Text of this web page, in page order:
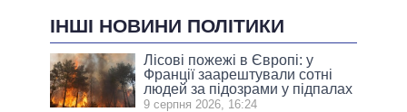
ІНШІ НОВИНИ ПОЛІТИКИ
Лісові пожежі в Європі: у
Франції заарештували сотні
людей за підозрами у підпалах
9 серпня 2026, 16:24